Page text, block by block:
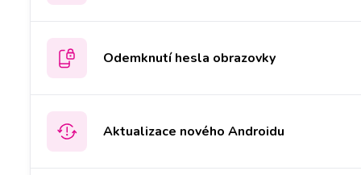
Odemknutí hesla obrazovky
Aktualizace nového Androidu